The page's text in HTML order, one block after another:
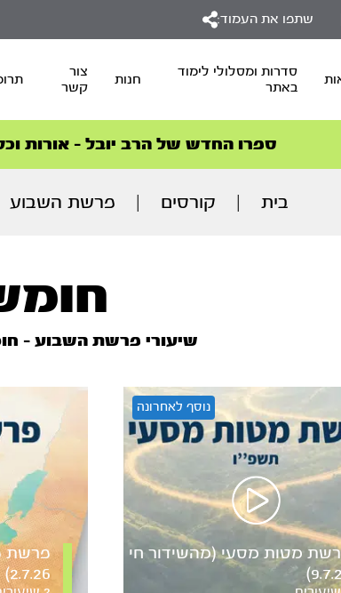
שתפו את העמוד:
סדרות ומסלולי לימוד
באתר
חנות
צור
קשר
סדרות
הסדרה המובילה החודש –
ספרו החדש של הרב יובל – אורות
הצטרפו למהפכת הבריאות
סדרות
הסדרה המובילה החודש –
בית קורסים פרשת השבוע
שיעורי פרשת השבוע –
נוסף לאחרונה
מטות מסעי (מהשידור חי
פרשת
2.7.26)